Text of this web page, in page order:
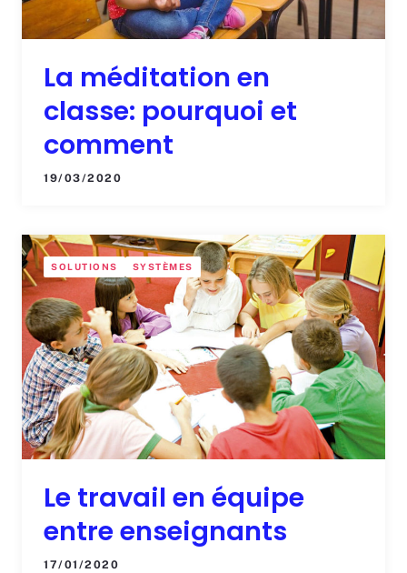
La méditation en
classe: pourquoi et
comment
19/03/2020
SOLUTIONS SYSTÈMES
Le travail en équipe
entre enseignants
17/01/2020